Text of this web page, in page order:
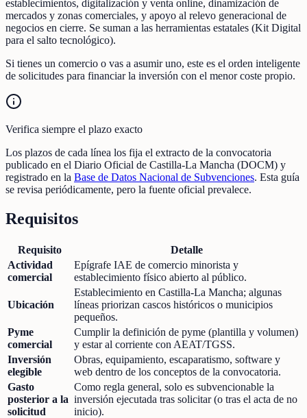
establecimientos, digitalización y venta online, dinamización de
mercados y zonas comerciales, y apoyo al relevo generacional de
negocios en cierre. Se suman a las herramientas estatales (Kit Digital
para el salto tecnológico).
Si tienes un comercio o vas a asumir uno, este es el orden inteligente
de solicitudes para financiar la inversión con el menor coste propio.
Verifica siempre el plazo exacto
Los plazos de cada línea los fija el extracto de la convocatoria
publicado en el Diario Oficial de Castilla-La Mancha (DOCM) y
registrado en la Base de Datos Nacional de Subvenciones. Esta guía
se revisa periódicamente, pero la fuente oficial prevalece.
Requisitos
Requisito
Detalle
Actividad
comercial
Epígrafe IAE de comercio minorista y
establecimiento físico abierto al público.
Ubicación
Establecimiento en Castilla-La Mancha; algunas
líneas priorizan cascos históricos o municipios
pequeños.
Pyme
comercial
Cumplir la definición de pyme (plantilla y volumen)
y estar al corriente con AEAT/TGSS.
Inversión
elegible
Obras, equipamiento, escaparatismo, software y
web dentro de los conceptos de la convocatoria.
Gasto
posterior a la
solicitud
Como regla general, solo es subvencionable la
inversión ejecutada tras solicitar (o tras el acta de no
inicio).